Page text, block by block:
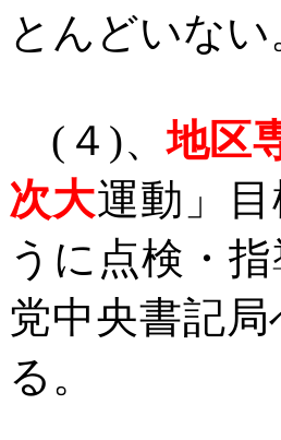
とんどいない
( ４ )、地区
次大運動」
うに点検・
党中央書記
る。